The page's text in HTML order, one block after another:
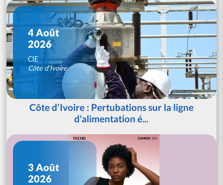
4 Août
2026
CIE
Côte d'Ivoire
Côte d'Ivoire : Pertubations sur la ligne
d'alimentation é...
3 Août
2026